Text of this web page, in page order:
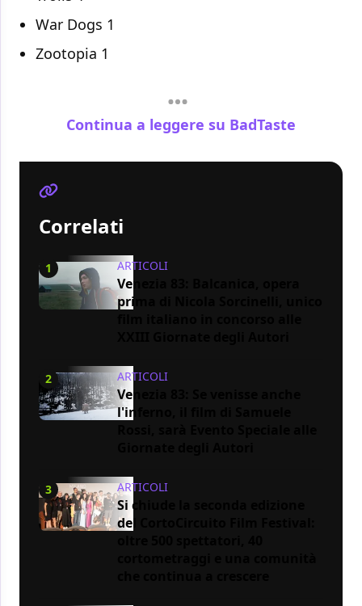
War Dogs 1
Zootopia 1
Continua a leggere su BadTaste
Correlati
1 ARTICOLI
Venezia 83: Balcanica, opera
prima di Nicola Sorcinelli, unico
2 ARTICOLI
Venezia 83: Se venisse anche
l'inferno, il film di Samuele
3 ARTICOLI
Si chiude la seconda edizione
del CortoCircuito Film Festival: